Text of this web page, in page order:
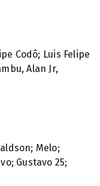
Codô; Luis Felipe
Alan Jr,
Melo;
Gustavo 25;